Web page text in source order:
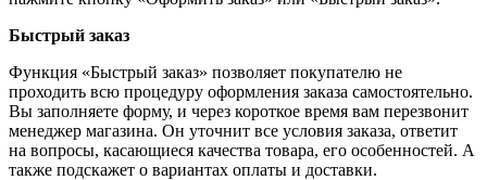
Быстрый заказ
Функция «Быстрый заказ» позволяет покупателю не
проходить всю процедуру оформления заказа самостоятельно.
Вы заполняете форму, и через короткое время вам перезвонит
менеджер магазина. Он уточнит все условия заказа, ответит
на вопросы, касающиеся качества товара, его особенностей. А
также подскажет о вариантах оплаты и доставки.